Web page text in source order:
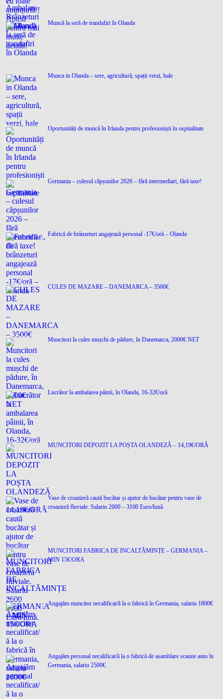
Muncă la seră de trandafiri în Olanda
Munca in Olanda – sere, agricultură, spații verzi, hale
Oportunități de muncă în Irlanda pentru profesioniști în ospitalitate
Germania – culesul căpșunilor 2026 – fără intermediari, fără taxe!
Fabrică de brânzeturi angajează personal -17€/oră – Olanda
CULES DE MAZARE – DANEMARCA – 3500€
Muncitori la cules mușchi de pădure, în Danemarca, 2000€ NET
Lucrător la ambalarea pâinii, în Olanda, 16-32€/oră
MUNCITORI DEPOZIT LA POȘTA OLANDEZĂ – 14,19€/ORĂ
Vase de croazieră caută bucătar și ajutor de bucătar pentru vase de
croazieră fluviale. Salariu 2600 – 3100 Euro/lună.
MUNCITORI FABRICA DE INCALTĂMINȚE – GERMANIA –
MIN 15€/ORA
Angajăm muncitor necalificat/ă la o fabrică în Germania, salariu 1800€
Angajăm personal necalificat/ă la o fabrică de asamblare scaune auto în
Germania, salariu 2500€.